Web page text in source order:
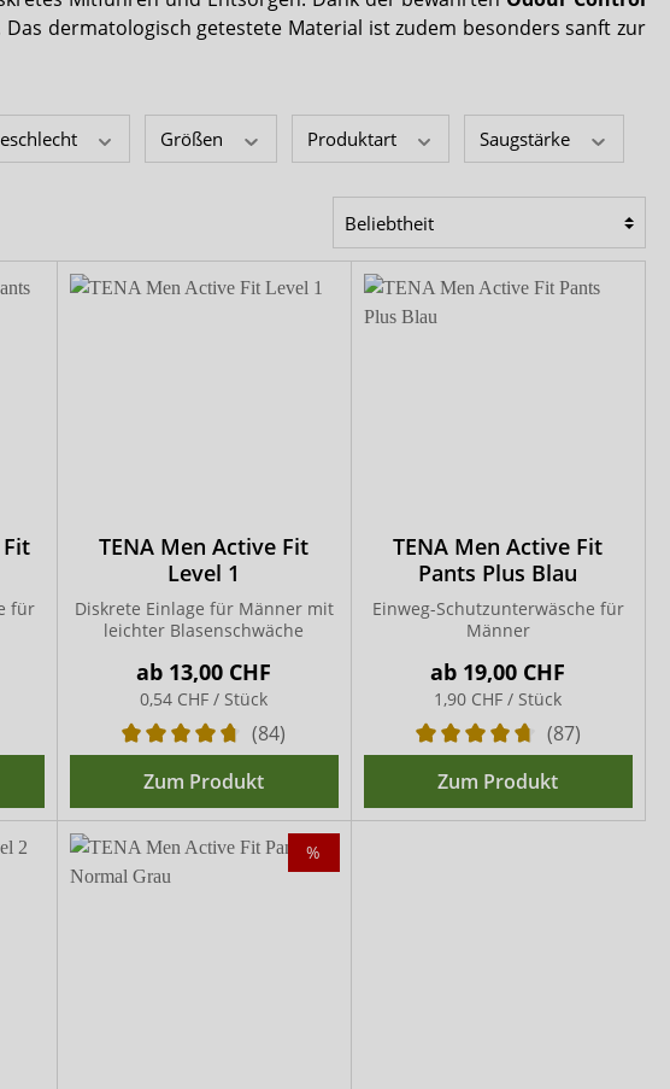
dermatologisch getestete Material ist zudem besonders sanft zur
Größen Produktart Saugstärke
für
TENA Men Active Fit
Level 1
Diskrete Einlage für Männer mit
leichter Blasenschwäche
ab 13,00 CHF
0,54 CHF / Stück
(84)
Zum Produkt
TENA Men Active Fit
Pants Plus Blau
Einweg-Schutzunterwäsche für
Männer
ab 19,00 CHF
1,90 CHF / Stück
(87)
Zum Produkt
%